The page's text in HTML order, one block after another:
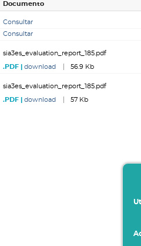
Documento
Consultar
Consultar
sia3es_evaluation_report_185.pdf
download
56.9 Kb
sia3es_evaluation_report_185.pdf
download 57 Kb